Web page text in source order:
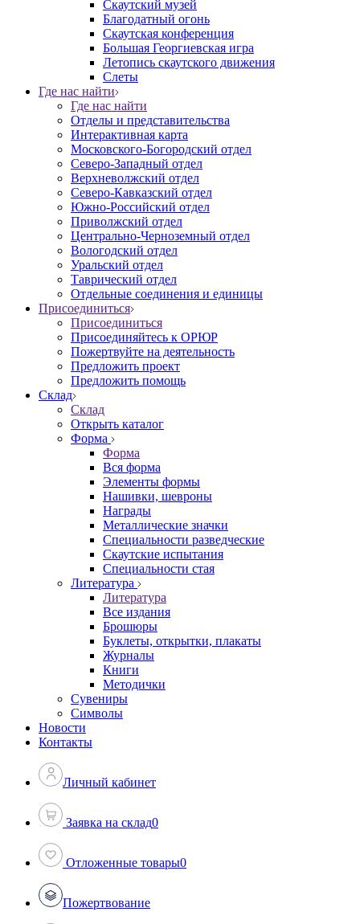
Скаутский музей
Благодатный огонь
Cкаутская конференция
Большая Георгиевская игра
Летопись скаутского движения
Слеты
Где нас найти
Где нас найти
Отделы и представительства
Интерактивная карта
Московского-Богородский отдел
Северо-Западный отдел
Верхневолжский отдел
Северо-Кавказский отдел
Южно-Российский отдел
Приволжский отдел
Центрально-Черноземный отдел
Вологодский отдел
Уральский отдел
Таврический отдел
Отдельные соединения и единицы
Присоединиться
Присоединиться
Присоединяйтесь к ОРЮР
Пожертвуйте на деятельность
Предложить проект
Предложить помощь
Склад
Склад
Открыть каталог
Форма
Форма
Вся форма
Элементы формы
Нашивки, шевроны
Награды
Металлические значки
Специальности разведческие
Скаутские испытания
Специальности стая
Литература
Литература
Все издания
Брошюры
Буклеты, открытки, плакаты
Журналы
Книги
Методички
Сувениры
Символы
Новости
Контакты
Личный кабинет
Заявка на склад0
Отложенные товары0
Пожертвование